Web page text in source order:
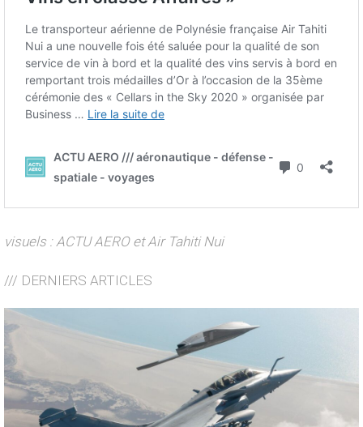
visuels : ACTU AERO et Air Tahiti Nui
/// DERNIERS ARTICLES